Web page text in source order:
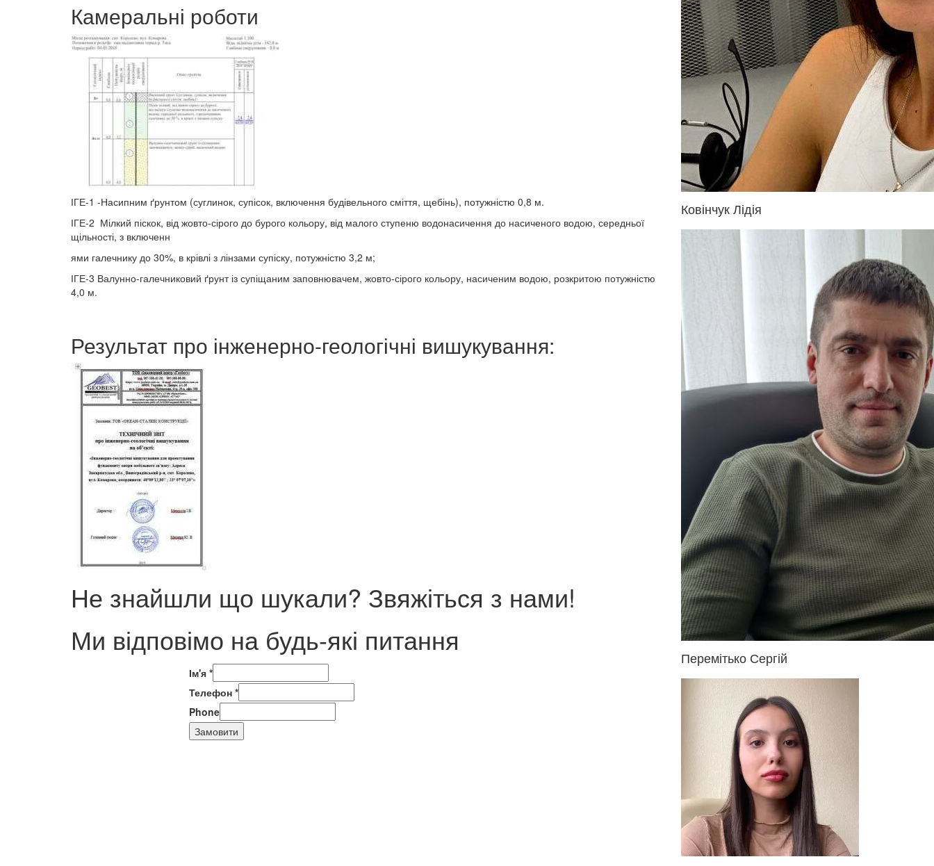
Камеральні роботи
ІГЕ-1 -Насипним ґрунтом (суглинок, супісок, включення будівельного сміття, щебінь), потужністю 0,8 м.
ІГЕ-2 Мілкий піскок, від жовто-сірого до бурого кольору, від малого ступеню водонасичення до насиченого водою, середньої
щільності, з включенн
ями галечнику до 30%, в крівлі з лінзами супіску, потужністю 3,2 м;
ІГЕ-3 Валунно-галечниковий ґрунт із супіщаним заповнювачем, жовто-сірого кольору, насиченим водою, розкритою потужністю
4,0 м.
Результат про інженерно-геологічні вишукування:
Не знайшли що шукали? Звяжіться з нами!
Ми відповімо на будь-які питання
Ім'я *
Телефон *
Phone
Замовити
Ковінчук Лідія
Перемітько Сергій